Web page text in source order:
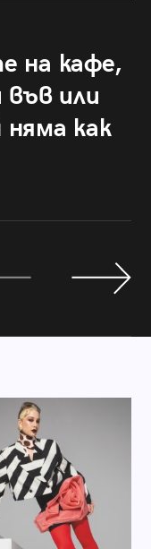
на кафе,
или
няма как